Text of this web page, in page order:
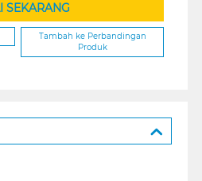
SEKARANG
Tambah ke Perbandingan
Produk